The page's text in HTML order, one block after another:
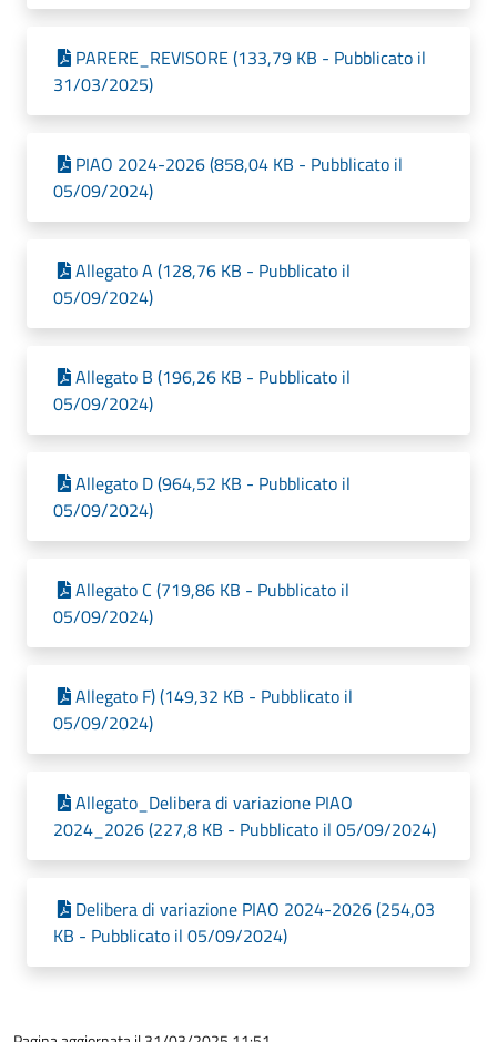
PARERE_REVISORE (133,79 KB - Pubblicato il
31/03/2025)
PIAO 2024-2026 (858,04 KB - Pubblicato il
05/09/2024)
Allegato A (128,76 KB - Pubblicato il
05/09/2024)
Allegato B (196,26 KB - Pubblicato il
05/09/2024)
Allegato D (964,52 KB - Pubblicato il
05/09/2024)
Allegato C (719,86 KB - Pubblicato il
05/09/2024)
Allegato F) (149,32 KB - Pubblicato il
05/09/2024)
Allegato_Delibera di variazione PIAO
2024_2026 (227,8 KB - Pubblicato il 05/09/2024)
Delibera di variazione PIAO 2024-2026 (254,03
KB - Pubblicato il 05/09/2024)